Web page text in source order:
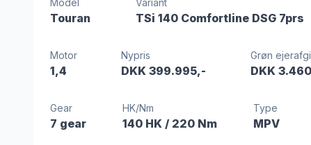
Model
Touran
Variant
TSi 140 Comfortline DSG 7prs
Motor
1,4
Nypris
DKK 399.995,-
Grøn
DKK
Gear
7 gear
HK/Nm
140 HK / 220 Nm
Type
MPV